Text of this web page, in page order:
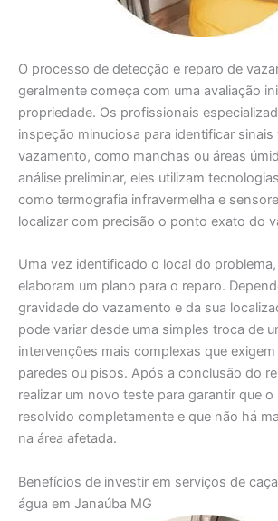
O processo de detecção e reparo de
geralmente começa com uma avaliação
propriedade. Os profissionais
inspeção minuciosa para identificar sinais
vazamento, como manchas ou áreas
análise preliminar, eles utilizam
como termografia infravermelha e
localizar com precisão o ponto exato do
Uma vez identificado o local do
elaboram um plano para o reparo.
gravidade do vazamento e da sua
pode variar desde uma simples troca de
intervenções mais complexas que
paredes ou pisos. Após a conclusão do
realizar um novo teste para garantir que
resolvido completamente e que não há
na área afetada.
Benefícios de investir em serviços de
água em Janaúba MG